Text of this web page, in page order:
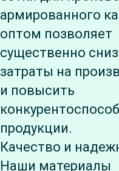
армированного
оптом позволяет
существенно
затраты на
и повысить
продукции.
Качество и
Наши материалы